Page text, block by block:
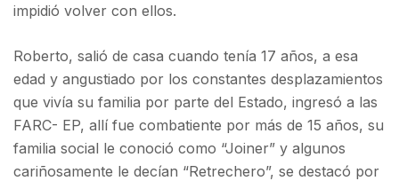
impidió volver con ellos.
Roberto, salió de casa cuando tenía 17 años, a esa
edad y angustiado por los constantes desplazamientos
que vivía su familia por parte del Estado, ingresó a las
FARC- EP, allí fue combatiente por más de 15 años, su
familia social le conoció como “Joiner” y algunos
cariñosamente le decían “Retrechero”, se destacó por